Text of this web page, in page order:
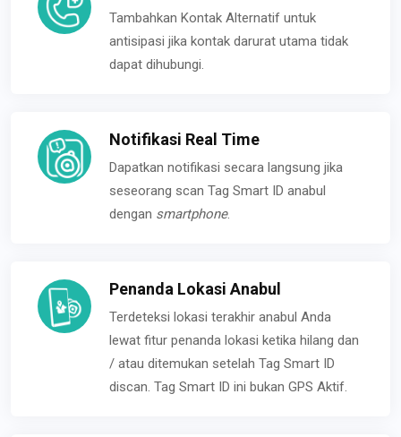
Tambahkan Kontak Alternatif untuk
antisipasi jika kontak darurat utama tidak
dapat dihubungi.
Notifikasi Real Time
Dapatkan notifikasi secara langsung jika
seseorang scan Tag Smart ID anabul
dengan smartphone.
Penanda Lokasi Anabul
Terdeteksi lokasi terakhir anabul Anda
lewat fitur penanda lokasi ketika hilang dan
/ atau ditemukan setelah Tag Smart ID
discan. Tag Smart ID ini bukan GPS Aktif.